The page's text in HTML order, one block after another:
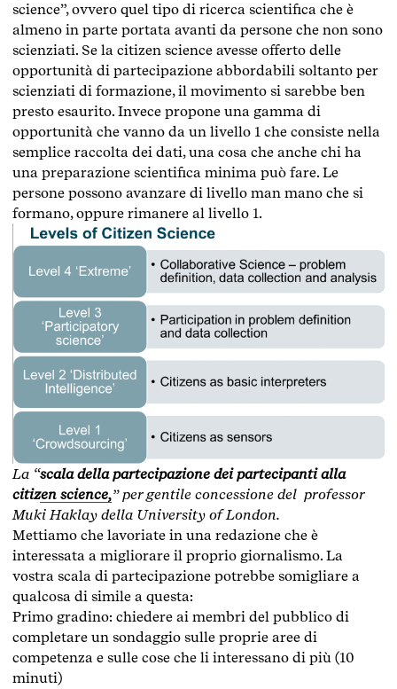
science”, ovvero quel tipo di ricerca scientifica che è
almeno in parte portata avanti da persone che non sono
scienziati. Se la citizen science avesse offerto delle
opportunità di partecipazione abbordabili soltanto per
scienziati di formazione, il movimento si sarebbe ben
presto esaurito. Invece propone una gamma di
opportunità che vanno da un livello 1 che consiste nella
semplice raccolta dei dati, una cosa che anche chi ha
una preparazione scientifica minima può fare. Le
persone possono avanzare di livello man mano che si
formano, oppure rimanere al livello 1.
La “scala della partecipazione dei partecipanti alla
citizen science,” per gentile concessione del professor
Muki Haklay della University of London.
Mettiamo che lavoriate in una redazione che è
interessata a migliorare il proprio giornalismo. La
vostra scala di partecipazione potrebbe somigliare a
qualcosa di simile a questa:
Primo gradino: chiedere ai membri del pubblico di
completare un sondaggio sulle proprie aree di
competenza e sulle cose che li interessano di più (10
minuti)